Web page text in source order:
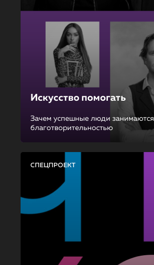
Искусство помогать
Зачем успешные люди занимаются
благотворительностью
СПЕЦПРОЕКТ